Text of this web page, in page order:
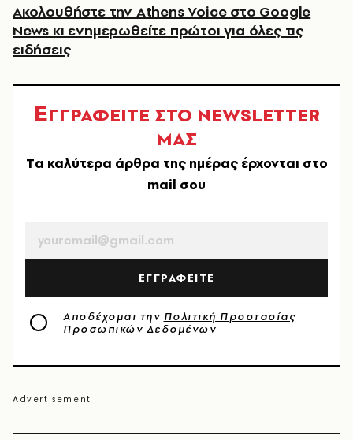
Ακολουθήστε την Athens Voice στο Google
News κι ενημερωθείτε πρώτοι για όλες τις
ειδήσεις
ΕΓΓΡΑΦΕΙΤΕ ΣΤΟ NEWSLETTER
ΜΑΣ
Tα καλύτερα άρθρα της ημέρας έρχονται στο
mail σου
ΕΓΓΡΑΦΕΙΤΕ
Αποδέχομαι την Πολιτική Προστασίας
Προσωπικών Δεδομένων